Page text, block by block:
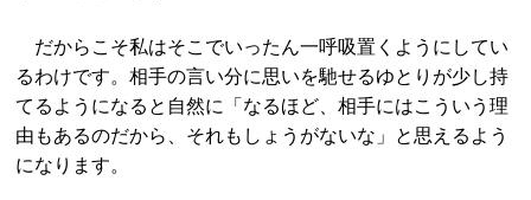
だからこそ私はそこでいったん一呼吸置くようにしてい
るわけです。相手の言い分に思いを馳せるゆとりが少し持
てるようになると自然に「なるほど、相手にはこういう理
由もあるのだから、それもしょうがないな」と思えるよう
になります。